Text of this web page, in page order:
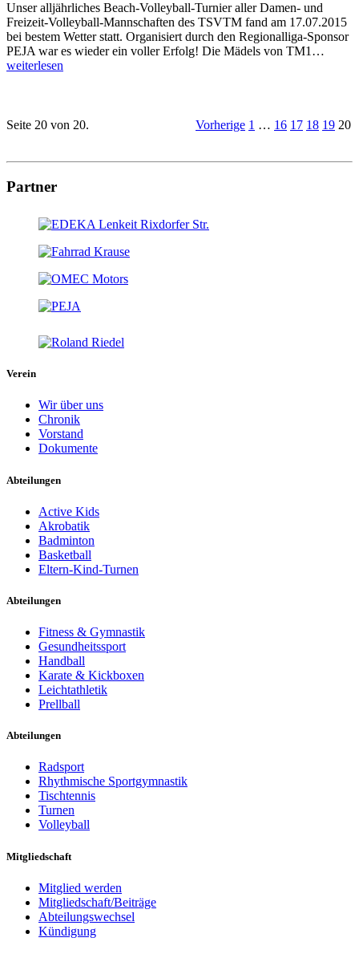
Unser alljährliches Beach-Volleyball-Turnier aller Damen- und
Freizeit-Volleyball-Mannschaften des TSVTM fand am 17.07.2015
bei bestem Wetter statt. Organisiert durch den Regionalliga-Sponsor
PEJA war es wieder ein voller Erfolg! Die Mädels von TM1…
weiterlesen
Seite 20 von 20. Vorherige 1 … 16 17 18 19 20
Partner
Verein
Wir über uns
Chronik
Vorstand
Dokumente
Abteilungen
Active Kids
Akrobatik
Badminton
Basketball
Eltern-Kind-Turnen
Abteilungen
Fitness & Gymnastik
Gesundheitssport
Handball
Karate & Kickboxen
Leichtathletik
Prellball
Abteilungen
Radsport
Rhythmische Sportgymnastik
Tischtennis
Turnen
Volleyball
Mitgliedschaft
Mitglied werden
Mitgliedschaft/Beiträge
Abteilungswechsel
Kündigung